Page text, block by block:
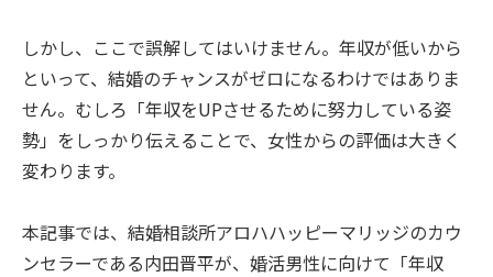
しかし、ここで誤解してはいけません。年収が低いから
といって、結婚のチャンスがゼロになるわけではありま
せん。むしろ「年収をUPさせるために努力している姿
勢」をしっかり伝えることで、女性からの評価は大きく
変わります。
本記事では、結婚相談所アロハハッピーマリッジのカウ
ンセラーである内田晋平が、婚活男性に向けて「年収